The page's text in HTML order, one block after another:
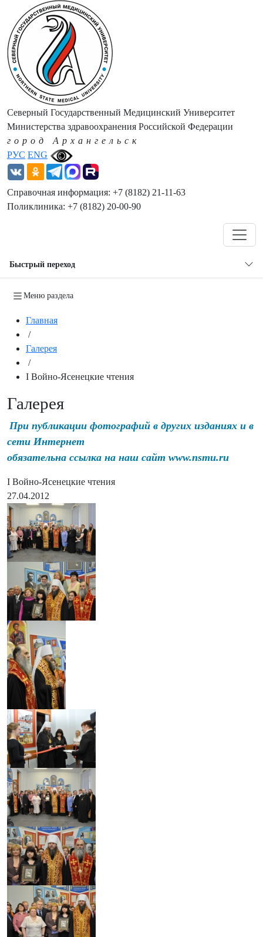
РУС ENG
Северный Государственный Медицинский Университет
Министерства здравоохранения Российской Федерации
город Архангельск
Справочная информация: +7 (8182) 21-11-63
Поликлиника: +7 (8182) 20-00-90
Быстрый переход
Меню раздела
Главная
/
Галерея
/
I Войно-Ясенецкие чтения
Галерея
При публикации фотографий в других изданиях и в
сети Интернет
обязательна ссылка на наш сайт www.nsmu.ru
I Войно-Ясенецкие чтения
27.04.2012